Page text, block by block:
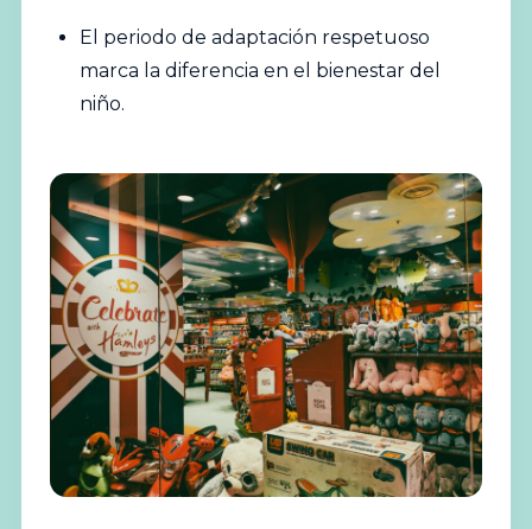
El periodo de adaptación respetuoso
marca la diferencia en el bienestar del
niño.